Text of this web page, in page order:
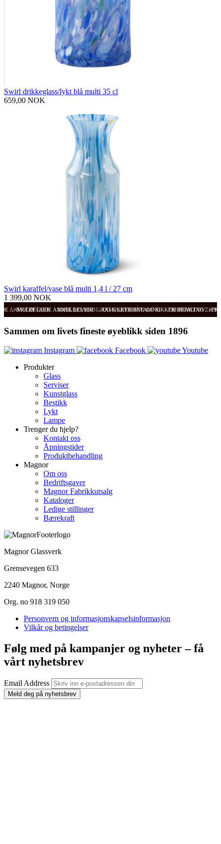
Swirl drikkeglass/lykt blå multi 35 cl
659,00 NOK
Swirl karaffel/vase blå multi 1,4 l / 27 cm
1 399,00 NOK
ANMELDELSER RASK LEVERING OG SIKKER BETALING FRI FRAKT OVER
SVÆRT GODE ANMELDELSER RASK LEVERING OG SIKKER BETALING
Sammen om livets fineste øyeblikk siden 1896
Instagram Facebook
Youtube
Produkter
Glass
Serviser
Kunstglass
Bestikk
Lykt
Lampe
Trenger du hjelp?
Kontakt oss
Åpningstider
Produktbehandling
Magnor
Om oss
Bedriftsgaver
Magnor Fabrikkutsalg
Kataloger
Ledige stillinger
Bærekraft
Magnor Glassverk
Grensevegen 633
2240 Magnor, Norge
Org. no 918 319 050
Personvern og informasjonskapselsinformasjon
Vilkår og betingelser
Følg med på kampanjer og nyheter – få
vårt nyhetsbrev
Email Address
Meld deg på nyhetsbrev